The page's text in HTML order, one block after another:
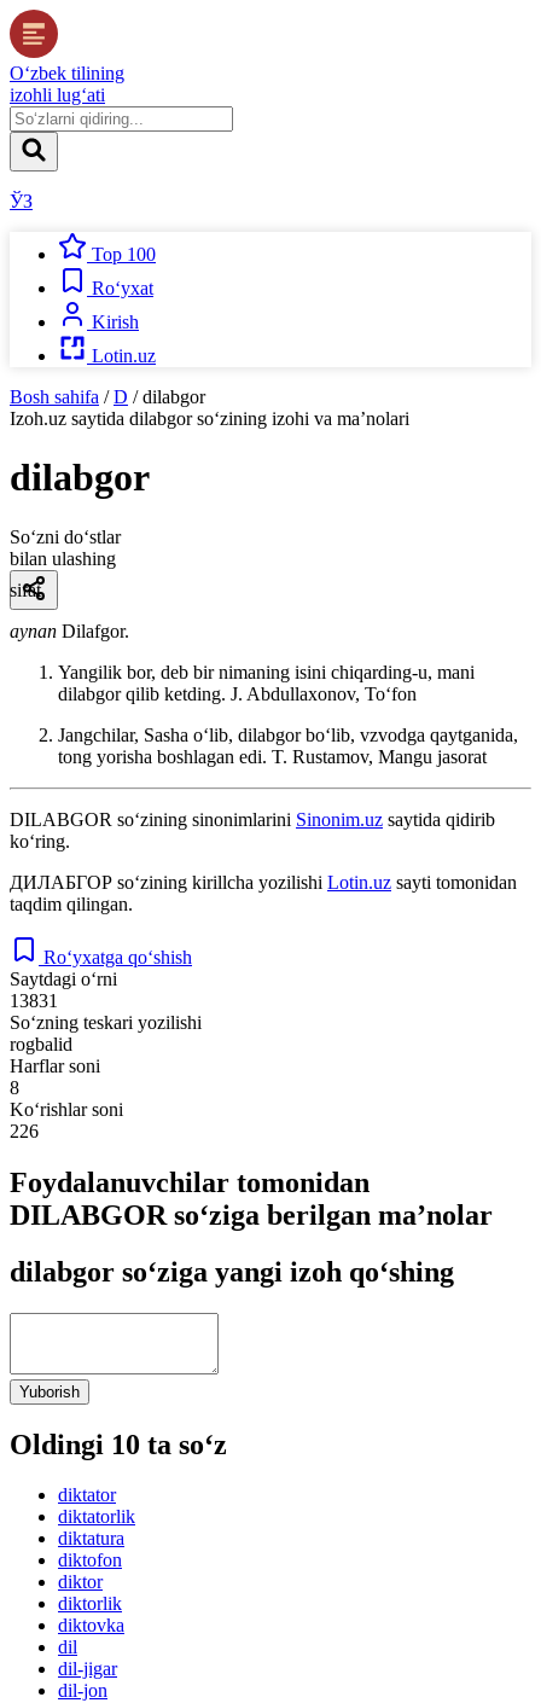
O‘zbek tilining
izohli lug‘ati
ЎЗ
Top 100
Ro‘yxat
Kirish
Lotin.uz
Bosh sahifa / D / dilabgor
Izoh.uz saytida dilabgorso‘zining izohi va ma’nolari
dilabgor
So‘zni do‘stlar
bilan ulashing
sifat
aynan Dilafgor.
Yangilik bor, deb bir nimaning isini chiqarding-u, mani
dilabgor qilib ketding. J. Abdullaxonov, Toʻfon
Jangchilar, Sasha oʻlib, dilabgor boʻlib, vzvodga qaytganida,
tong yorisha boshlagan edi. T. Rustamov, Mangu jasorat
DILABGOR so‘zining sinonimlarini Sinonim.uz saytida qidirib
ko‘ring.
ДИЛАБГОР so‘zining kirillcha yozilishi Lotin.uz sayti tomonidan
taqdim qilingan.
Ro‘yxatga qo‘shish
Saytdagi o‘rni
13831
So‘zning teskari yozilishi
rogbalid
Harflar soni
8
Ko‘rishlar soni
226
Foydalanuvchilar tomonidan
DILABGOR so‘ziga berilgan ma’nolar
dilabgor so‘ziga yangi izoh qo‘shing
Yuborish
Oldingi 10 ta so‘z
diktator
diktatorlik
diktatura
diktofon
diktor
diktorlik
diktovka
dil
dil-jigar
dil-jon